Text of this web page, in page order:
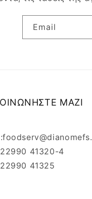
Email
ΜΑΖΙ
41320-4
41325